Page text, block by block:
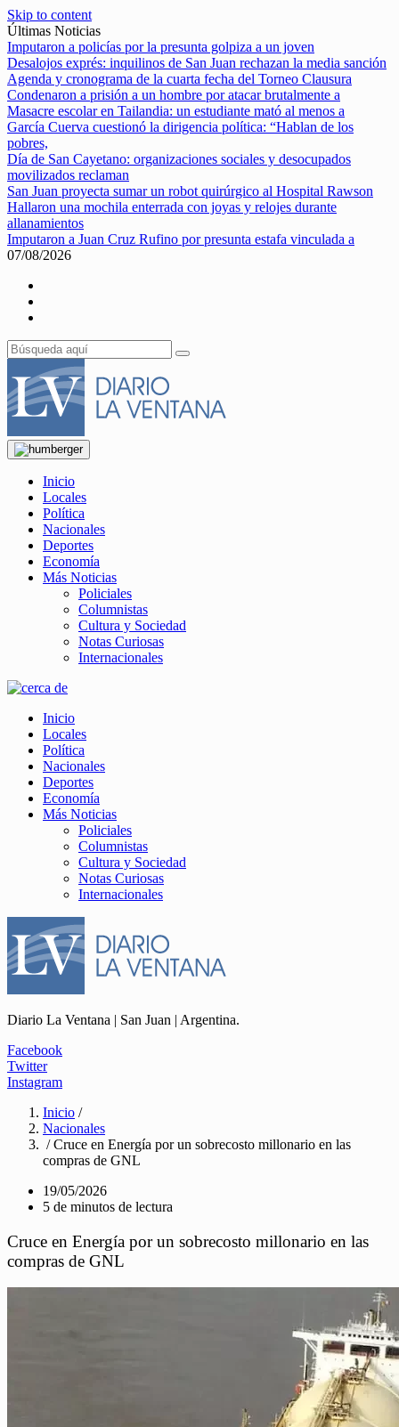
Skip to content
Últimas Noticias
Imputaron a policías por la presunta golpiza a un joven
Desalojos exprés: inquilinos de San Juan rechazan la media sanción
Agenda y cronograma de la cuarta fecha del Torneo Clausura
Condenaron a prisión a un hombre por atacar brutalmente a
Masacre escolar en Tailandia: un estudiante mató al menos a
García Cuerva cuestionó la dirigencia política: “Hablan de los
pobres,
Día de San Cayetano: organizaciones sociales y desocupados
movilizados reclaman
San Juan proyecta sumar un robot quirúrgico al Hospital Rawson
Hallaron una mochila enterrada con joyas y relojes durante
allanamientos
Imputaron a Juan Cruz Rufino por presunta estafa vinculada a
07/08/2026
Inicio
Locales
Política
Nacionales
Deportes
Economía
Más Noticias
Policiales
Columnistas
Cultura y Sociedad
Notas Curiosas
Internacionales
Inicio
Locales
Política
Nacionales
Deportes
Economía
Más Noticias
Policiales
Columnistas
Cultura y Sociedad
Notas Curiosas
Internacionales
Diario La Ventana | San Juan | Argentina.
Facebook
Twitter
Instagram
Inicio /
Nacionales
/ Cruce en Energía por un sobrecosto millonario en las
compras de GNL
19/05/2026
5 de minutos de lectura
Cruce en Energía por un sobrecosto millonario en las
compras de GNL